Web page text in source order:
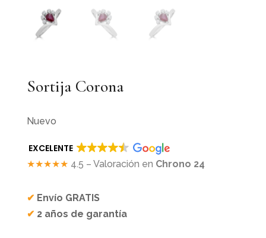
Sortija Corona
Nuevo
EXCELENTE
★★★★★ 4.5 – Valoración en Chrono 24
✔ Envío GRATIS
✔ 2 años de garantía